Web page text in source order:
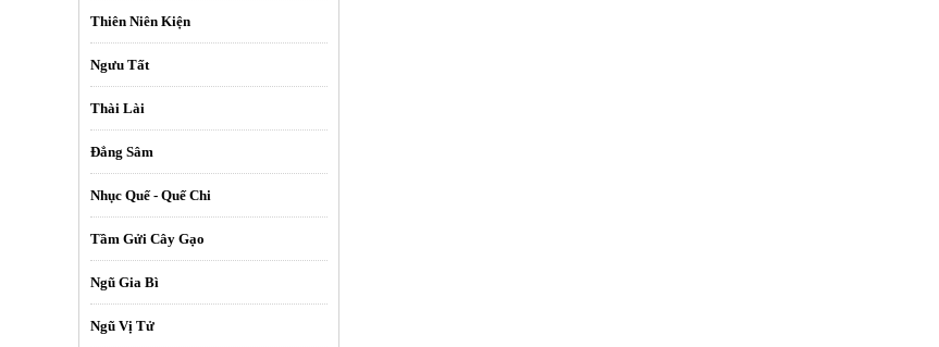
Thiên Niên Kiện
Ngưu Tất
Thài Lài
Đẳng Sâm
Nhục Quế - Quế Chi
Tầm Gửi Cây Gạo
Ngũ Gia Bì
Ngũ Vị Tử